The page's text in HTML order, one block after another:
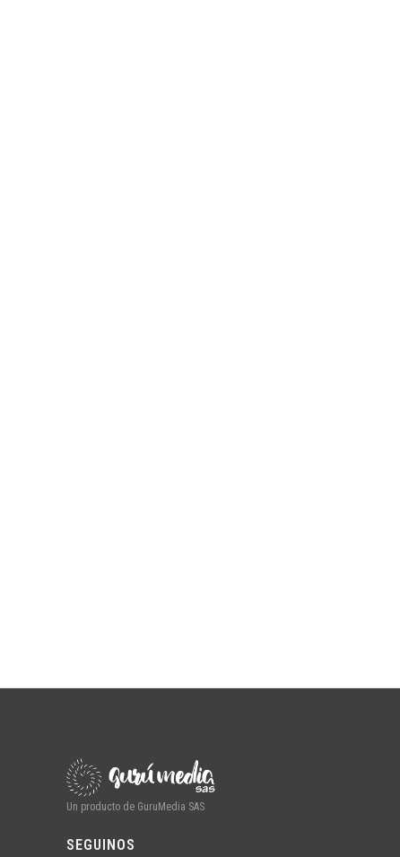
Un producto de GuruMedia SAS
SEGUINOS